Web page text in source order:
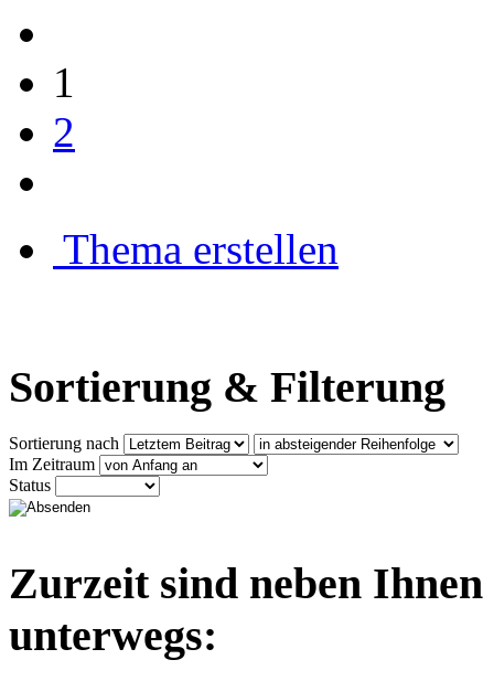
1
2
Thema erstellen
Sortierung & Filterung
Sortierung nach
Im Zeitraum
Status
Zurzeit sind neben
unterwegs: